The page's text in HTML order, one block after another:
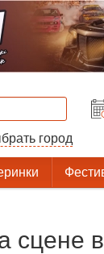
город
сцене